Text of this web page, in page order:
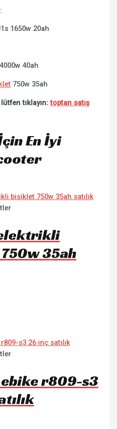
1650w 20ah
4000w 40ah
750w 35ah
tıklayın:toptan satış
En İyi
35ah
r809-s3